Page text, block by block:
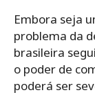
Embora seja
problema da
brasileira
o poder de
poderá ser